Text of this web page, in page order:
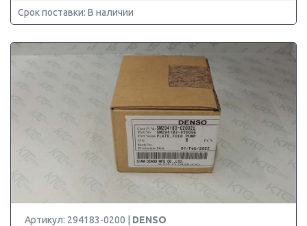
Срок поставки: В наличии
Артикул: 294183-0200 | DENSO